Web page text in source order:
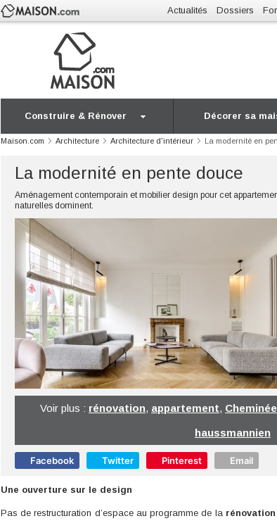
Actualités Dossiers
Construire & Rénover Décorer sa
Maison.com Architecture Architecture d'intérieur La modernité en
La modernité en pente douce
Aménagement contemporain et mobilier design pour cet
naturelles dominent.
Voir plus : rénovation, appartement, Cheminée
haussmannien
Facebook Twitter Pinterest Email
Une ouverture sur le design
Pas de restructuration d’espace au programme de la